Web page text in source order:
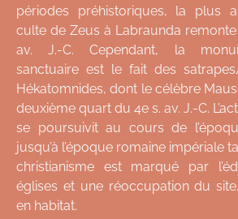
périodes préhistoriques, la plus
culte de Zeus à Labraunda
av. J.-C. Cependant, la
sanctuaire est le fait des
Hékatomnides, dont le célèbre
deuxième quart du 4e s. av. J.-C.
se poursuivit au cours de
jusqu’à l’époque romaine impériale
christianisme est marqué par
églises et une réoccupation du
en habitat.